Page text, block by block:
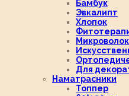
Бамбук
Эвкалипт
Хлопок
Для
Наматрасники
Топпер